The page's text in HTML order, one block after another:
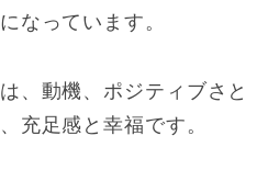
なっています。
、動機、ポジティブさと
充足感と幸福です。